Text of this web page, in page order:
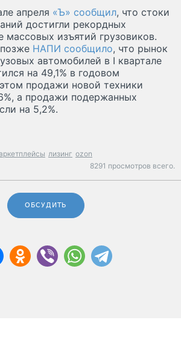
апреля «Ъ» сообщил, что стоки
достигли рекордных
массовых изъятий грузовиков.
НАПИ сообщило, что рынок
автомобилей в I квартале
на 49,1% в годовом
продажи новой техники
а продажи подержанных
на 5,2%.
лизинг ozon
8291 просмотров всего.
ОБСУДИТЬ